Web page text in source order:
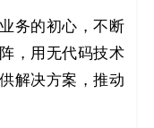
务的初心，不断
，用无代码技术
解决方案，推动